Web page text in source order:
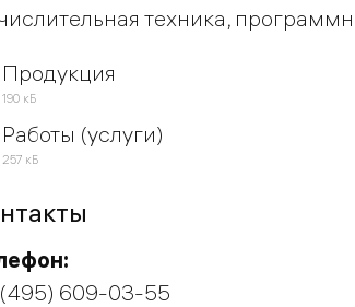
техника,
Продукция
190 кБ
Работы (услуги)
257 кБ
609-03-55